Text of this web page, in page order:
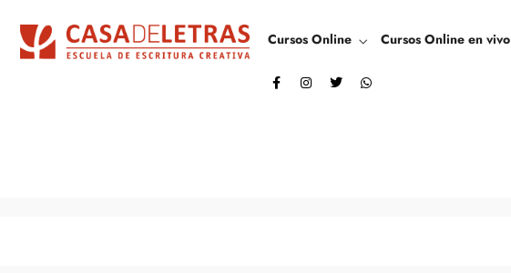
Cursos Online Cursos Online en vivo